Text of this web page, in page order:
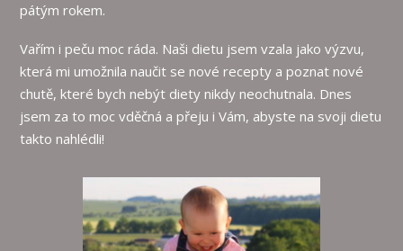
pátým rokem.
Vařím i peču moc ráda. Naši dietu jsem vzala jako výzvu,
která mi umožnila naučit se nové recepty a poznat nové
chutě, které bych nebýt diety nikdy neochutnala. Dnes
jsem za to moc vděčná a přeju i Vám, abyste na svoji dietu
takto nahlédli!